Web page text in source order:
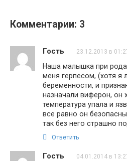
Комментарии: 3
Гость 23.12.2013 в
Наша малышка при
меня герпесом, (хотя я
беременности, и
назначали виферон, он
температура упала и
все равно он
так без него страшно
Ответить
Гость 04.01.2014 в